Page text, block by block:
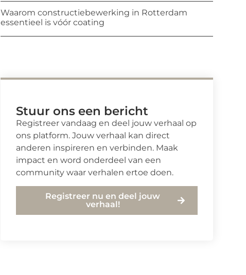
Waarom constructiebewerking in Rotterdam
essentieel is vóór coating
Stuur ons een bericht
Registreer vandaag en deel jouw verhaal op
ons platform. Jouw verhaal kan direct
anderen inspireren en verbinden. Maak
impact en word onderdeel van een
community waar verhalen ertoe doen.
Registreer nu en deel jouw
verhaal!